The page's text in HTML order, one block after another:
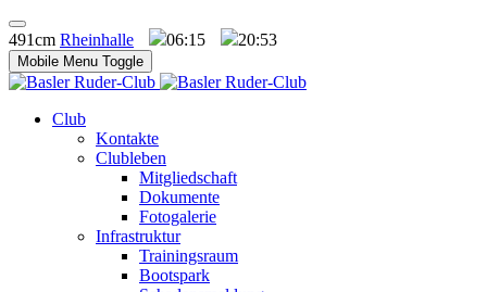
491cm Rheinhalle 06:15 20:53
Mobile Menu Toggle
Club
Kontakte
Clubleben
Mitgliedschaft
Dokumente
Fotogalerie
Infrastruktur
Trainingsraum
Bootspark